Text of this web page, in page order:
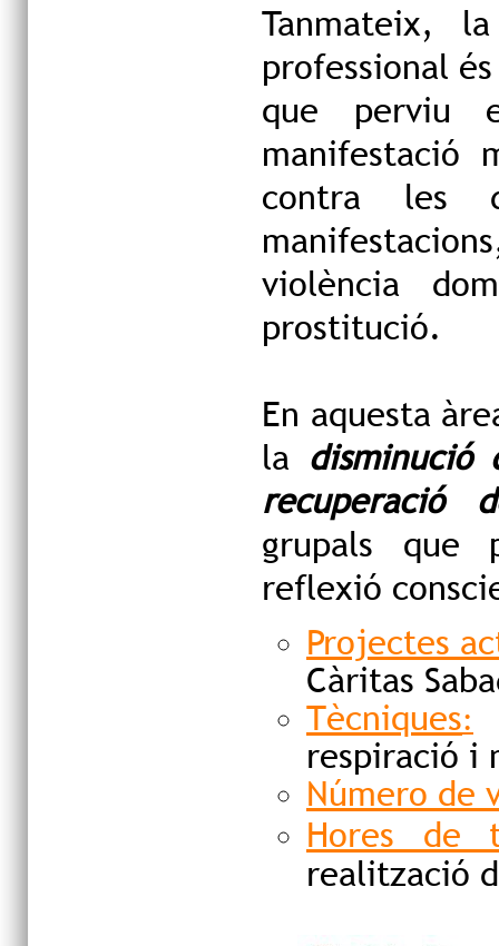
Tanmateix,
professional
que perviu
manifestació
contra les
violència
prostitució.
En aquesta
la
recuperació
grupals que
reflexió
Projectes
Càritas
Tècniques:
respiració i
Número de
Hores de
realització